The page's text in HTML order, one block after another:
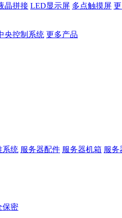
晶拼接 LED显示屏 多点触摸屏
央控制系统 更多产品
系统 服务器配件 服务器机箱 服务
保密